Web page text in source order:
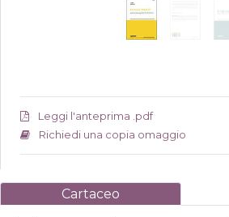
Leggi l'anteprima .pdf
Richiedi una copia omaggio
Cartaceo